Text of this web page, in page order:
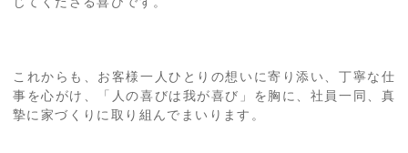
これからも、お客様一人ひとりの想いに寄り添い、丁寧な仕
事を心がけ、「人の喜びは我が喜び」を胸に、社員一同、真
摯に家づくりに取り組んでまいります。